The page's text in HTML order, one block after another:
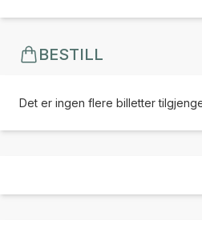
BESTILL
Det er ingen flere billetter